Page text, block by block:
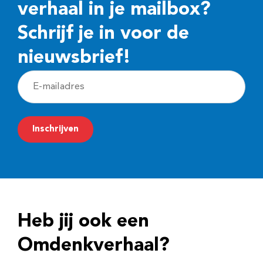
verhaal in je mailbox?
Schrijf je in voor de
nieuwsbrief!
E
-
m
a
r
e
Inschrijven
Heb jij ook een
Omdenkverhaal?